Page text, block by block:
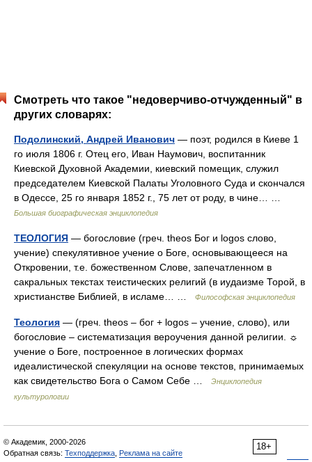
Смотреть что такое "недоверчиво-отчужденный" в
других словарях:
Подолинский, Андрей Иванович — поэт, родился в Киеве 1
го июля 1806 г. Отец его, Иван Наумович, воспитанник
Киевской Духовной Академии, киевский помещик, служил
председателем Киевской Палаты Уголовного Суда и скончался
в Одессе, 25 го января 1852 г., 75 лет от роду, в чине… …
Большая биографическая энциклопедия
ТЕОЛОГИЯ — богословие (греч. theos Бог и logos слово,
учение) спекулятивное учение о Боге, основывающееся на
Откровении, т.е. божественном Слове, запечатленном в
сакральных текстах теистических религий (в иудаизме Торой, в
христианстве Библией, в исламе… …
Философская энциклопедия
Теология — (греч. theos – бог + logos – учение, слово), или
богословие – систематизация вероучения данной религии. ☼
учение о Боге, построенное в логических формах
идеалистической спекуляции на основе текстов, принимаемых
как свидетельство Бога о Самом Себе …
Энциклопедия
культурологии
18+
© Академик, 2000-2026
Обратная связь: Техподдержка Реклама на сайте